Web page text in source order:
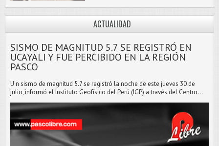
ACTUALIDAD
SISMO DE MAGNITUD 5.7 SE REGISTRÓ EN
UCAYALI Y FUE PERCIBIDO EN LA REGIÓN
PASCO
U n sismo de magnitud 5.7 se registró la noche de este jueves 30 de
julio, informó el Instituto Geofísico del Perú (IGP) a través del Centro...